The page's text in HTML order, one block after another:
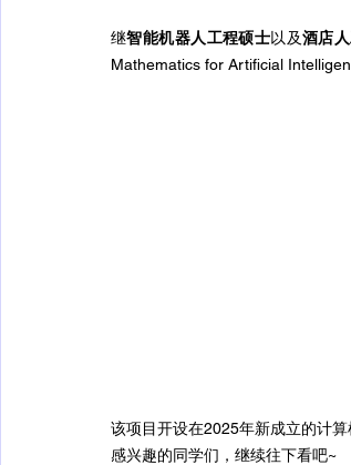
继智能机器人工程硕士以及酒店
Mathematics for Artificial
该项目开设在2025年新成立的计
感兴趣的同学们，继续往下看吧~